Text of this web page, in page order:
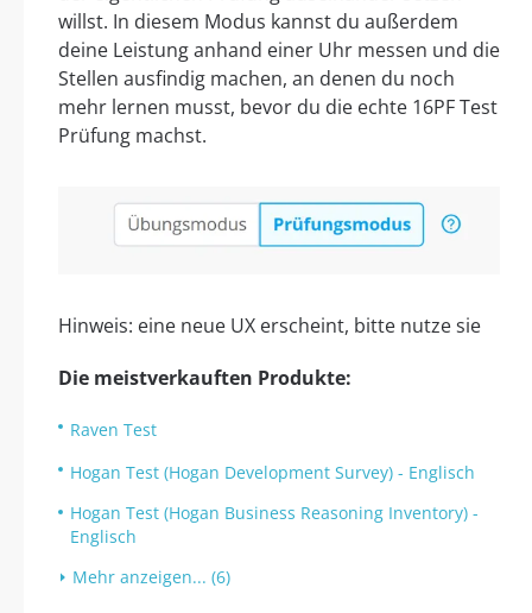
willst. In diesem Modus kannst du außerdem
deine Leistung anhand einer Uhr messen und die
Stellen ausfindig machen, an denen du noch
mehr lernen musst, bevor du die echte 16PF Test
Prüfung machst.
Hinweis: eine neue UX erscheint, bitte nutze sie
Die meistverkauften Produkte:
Raven Test
Hogan Test (Hogan Development Survey) - Englisch
Hogan Test (Hogan Business Reasoning Inventory) -
Englisch
Mehr anzeigen... (6)